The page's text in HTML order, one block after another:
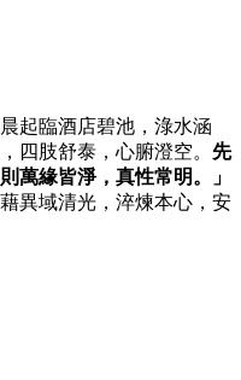
起臨酒店碧池，淥水涵
四肢舒泰，心腑澄空。 先
萬緣皆淨，真性常明。」
異域清光，淬煉本心，安